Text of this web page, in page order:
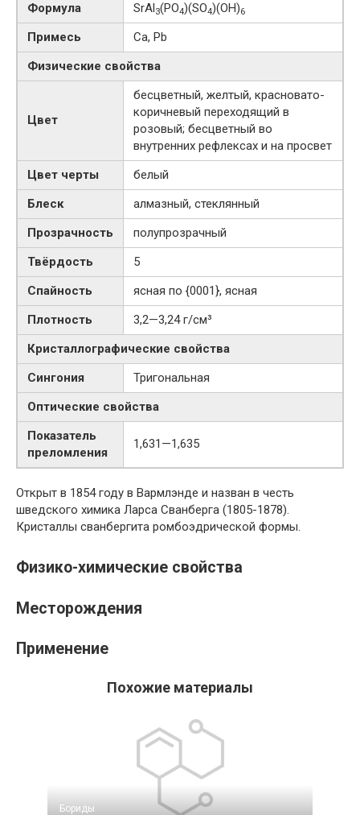
Формула
SrAl3(PO4)(SO4)(OH)6
Примесь
Ca, Pb
Физические свойства
Цвет
бесцветный, желтый, красновато-
коричневый переходящий в
розовый; бесцветный во
внутренних рефлексах и на просвет
Цвет черты
белый
Блеск
алмазный, стеклянный
Прозрачность
полупрозрачный
Твёрдость
5
Спайность
ясная по {0001}, ясная
Плотность
3,2—3,24 г/см³
Кристаллографические свойства
Сингония
Тригональная
Оптические свойства
Показатель
преломления
1,631—1,635
Открыт в 1854 году в Вармлэнде и назван в честь
шведского химика Ларса Сванберга (1805-1878).
Кристаллы сванбергита ромбоэдрической формы.
Физико-химические свойства
Месторождения
Применение
Похожие материалы
Бориды‎